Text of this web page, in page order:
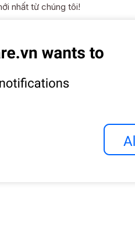
nhất từ chúng tôi!